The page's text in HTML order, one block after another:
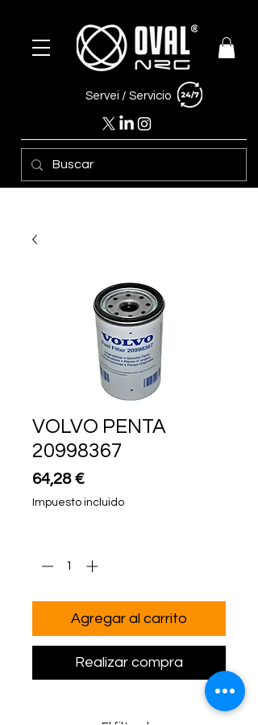
Servei / Servicio
VOLVO PENTA
20998367
64,28 €Precio
Impuesto incluido
Agregar al carrito
Realizar compra